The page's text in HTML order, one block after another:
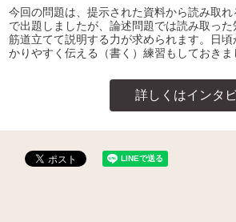
今回の問題は、提示された資料から読み取
で出題しましたが、論述問題では読み取った
筋道立てて説明する力が求められます。日
かりやすく伝える（書く）練習もしておきま
詳しくはインタ